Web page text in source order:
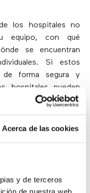
Acerca de las cookies
y de terceros
de nuestra web.
los hospitales no
equipo, con qué
se encuentran
Si estos
de forma segura y
hospitales pueden
mejor gestión de
de optimizar el
en una dinámica